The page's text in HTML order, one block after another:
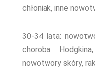
chłoniak, inne
30-34 lata:
choroba
nowotwory skóry,